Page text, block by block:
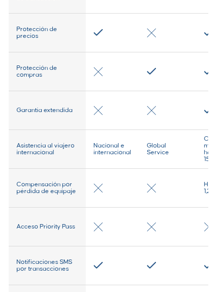
Protección de
precios
Protección de
compras
Garantía extendida
Asistencia al viajero
internacional
Compensación por
pérdida de equipaje
Acceso Priority Pass
Notificaciones SMS
por transacciones
Nacional e
internacional
Global
Service